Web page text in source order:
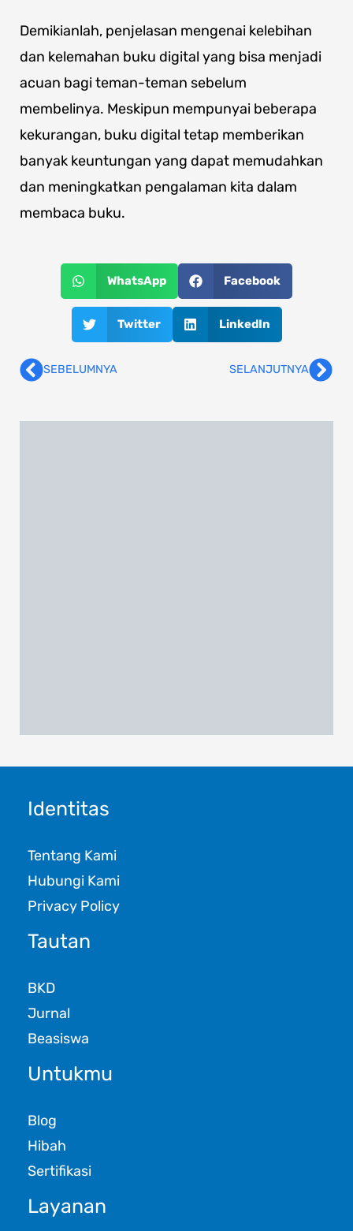
Demikianlah, penjelasan mengenai kelebihan
dan kelemahan buku digital yang bisa menjadi
acuan bagi teman-teman sebelum
membelinya. Meskipun mempunyai beberapa
kekurangan, buku digital tetap memberikan
banyak keuntungan yang dapat memudahkan
dan meningkatkan pengalaman kita dalam
membaca buku.
WhatsApp Facebook
Twitter LinkedIn
PrevSEBELUMNYA SELANJUTNYA
Identitas
Tentang Kami
Hubungi Kami
Privacy Policy
Tautan
BKD
Jurnal
Beasiswa
Untukmu
Blog
Hibah
Sertifikasi
Layanan